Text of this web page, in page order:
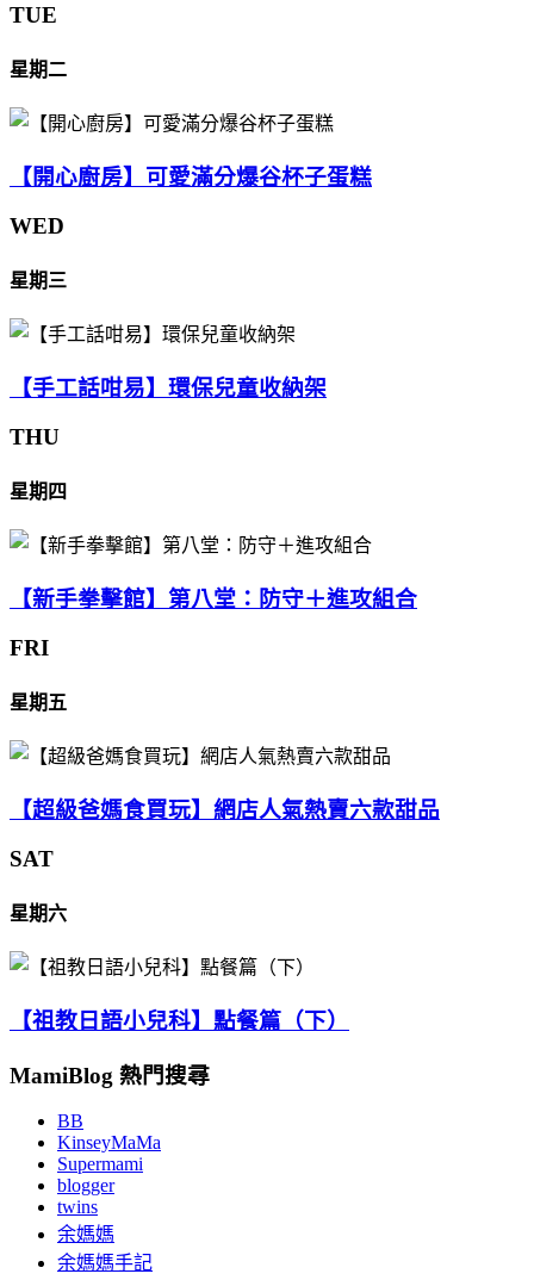
TUE
星期二
【開心廚房】可愛滿分爆谷杯子蛋糕
WED
星期三
【手工話咁易】環保兒童收納架
THU
星期四
【新手拳擊館】第八堂：防守＋進攻組合
FRI
星期五
【超級爸媽食買玩】網店人氣熱賣六款甜品
SAT
星期六
【祖教日語小兒科】點餐篇（下）
MamiBlog 熱門搜尋
BB
KinseyMaMa
Supermami
blogger
twins
余媽媽
余媽媽手記